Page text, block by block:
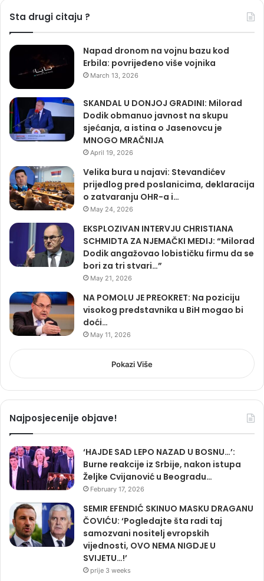
Sta drugi citaju ?
Napad dronom na vojnu bazu kod
Erbila: povrijeđeno više vojnika
March 13, 2026
SKANDAL U DONJOJ GRADINI: Milorad
Dodik obmanuo javnost na skupu
sjećanja, a istina o Jasenovcu je
MNOGO MRAČNIJA
April 19, 2026
Velika bura u najavi: Stevandićev
prijedlog pred poslanicima, deklaracija
o zatvaranju OHR-a i…
May 24, 2026
EKSPLOZIVAN INTERVJU CHRISTIANA
SCHMIDTA ZA NJEMAČKI MEDIJ: “Milorad
Dodik angažovao lobističku firmu da se
bori za tri stvari…”
May 21, 2026
NA POMOLU JE PREOKRET: Na poziciju
visokog predstavnika u BiH mogao bi
doći…
May 11, 2026
Pokazi Više
Najposjecenije objave!
‘HAJDE SAD LEPO NAZAD U BOSNU…’:
Burne reakcije iz Srbije, nakon istupa
Željke Cvijanović u Beogradu…
February 17, 2026
SEMIR EFENDIĆ SKINUO MASKU DRAGANU
ČOVIĆU: ‘Pogledajte šta radi taj
samozvani nositelj evropskih
vijednosti, OVO NEMA NIGDJE U
SVIJETU…!’
prije 3 weeks